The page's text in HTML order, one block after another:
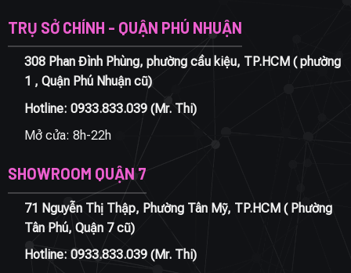
TRỤ SỞ CHÍNH - QUẬN PHÚ NHUẬN
308 Phan Đình Phùng, phường cầu kiệu, TP.HCM ( phường
1 , Quận Phú Nhuận cũ)
Hotline: 0933.833.039(Mr. Thi)
Mở cửa: 8h-22h
SHOWROOM QUẬN 7
71 Nguyễn Thị Thập, Phường Tân Mỹ, TP.HCM ( Phường
Tân Phú, Quận 7 cũ)
Hotline: 0933.833.039(Mr. Thi)